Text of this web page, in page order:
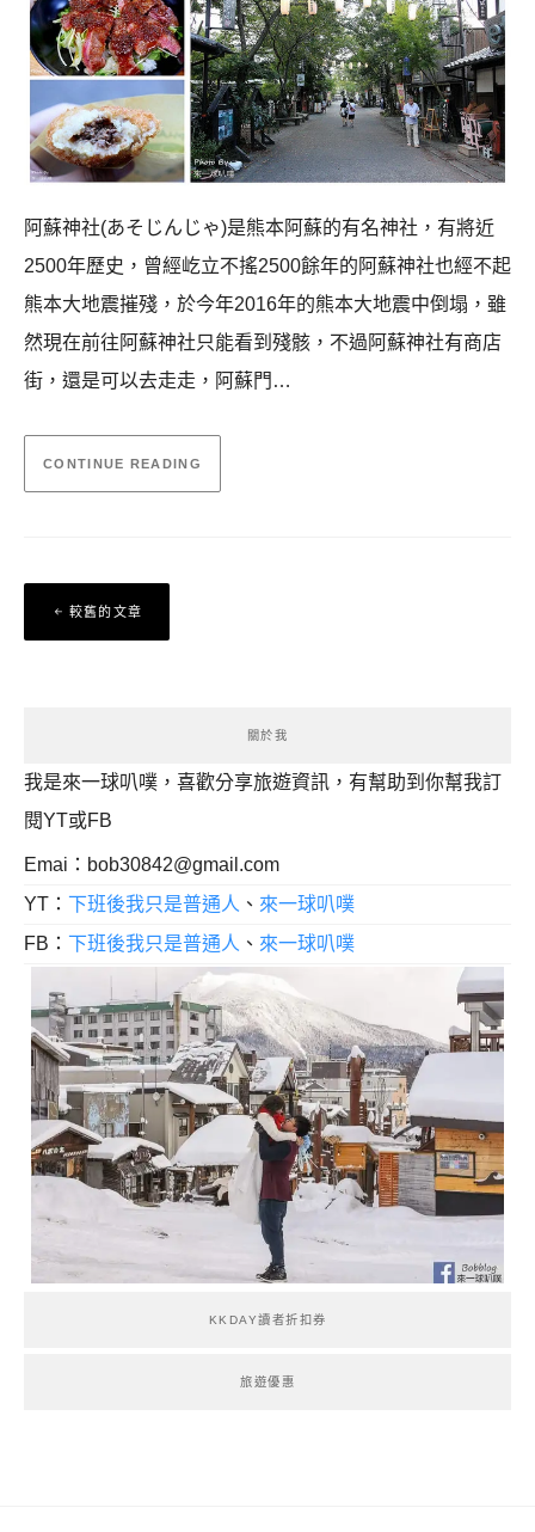
阿蘇神社(あそじんじゃ)是熊本阿蘇的有名神社，有將近
2500年歷史，曾經屹立不搖2500餘年的阿蘇神社也經不起
熊本大地震摧殘，於今年2016年的熊本大地震中倒塌，雖
然現在前往阿蘇神社只能看到殘骸，不過阿蘇神社有商店
街，還是可以去走走，阿蘇門…
CONTINUE READING
文
章
較舊的文章
關於我
我是來一球叭噗，喜歡分享旅遊資訊，有幫助到你幫我訂
閱YT或FB
Emai： bob30842@gmail.com
YT： 下班後我只是普通人 、 來一球叭噗
FB： 下班後我只是普通人 、 來一球叭噗
KKDAY讀者折扣券
旅遊優惠